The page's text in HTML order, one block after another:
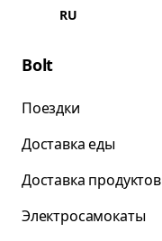
RU
Bolt
Поездки
Доставка еды
Доставка продуктов
Электросамокаты